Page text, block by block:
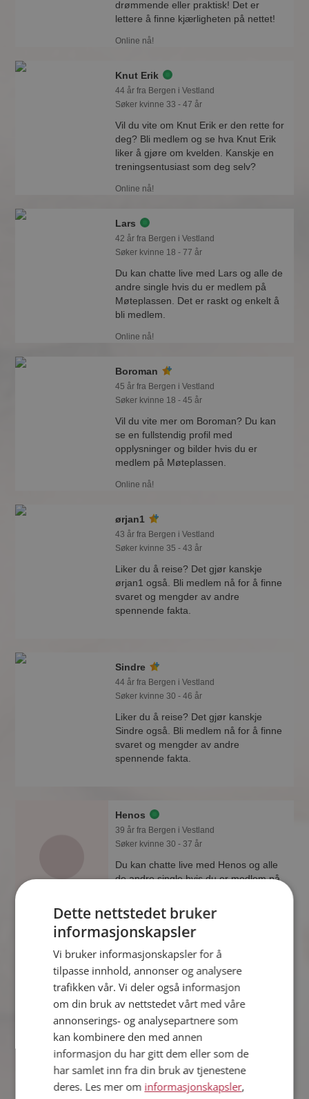
drømmende eller praktisk! Det er
lettere å finne kjærligheten på nettet!
Online nå!
Knut Erik
44 år fra Bergen i Vestland
Søker kvinne 33 - 47 år
Vil du vite om Knut Erik er den rette for
deg? Bli medlem og se hva Knut Erik
liker å gjøre om kvelden. Kanskje en
treningsentusiast som deg selv?
Online nå!
Lars
42 år fra Bergen i Vestland
Søker kvinne 18 - 77 år
Du kan chatte live med Lars og alle de
andre single hvis du er medlem på
Møteplassen. Det er raskt og enkelt å
bli medlem.
Online nå!
Boroman
45 år fra Bergen i Vestland
Søker kvinne 18 - 45 år
Vil du vite mer om Boroman? Du kan
se en fullstendig profil med
opplysninger og bilder hvis du er
medlem på Møteplassen.
Online nå!
ørjan1
43 år fra Bergen i Vestland
Søker kvinne 35 - 43 år
Liker du å reise? Det gjør kanskje
ørjan1 også. Bli medlem nå for å finne
svaret og mengder av andre
spennende fakta.
Sindre
44 år fra Bergen i Vestland
Søker kvinne 30 - 46 år
Liker du å reise? Det gjør kanskje
Sindre også. Bli medlem nå for å finne
svaret og mengder av andre
spennende fakta.
Henos
39 år fra Bergen i Vestland
Søker kvinne 30 - 37 år
Du kan chatte live med Henos og alle
de andre single hvis du er medlem på
bli medlem.
Online nå!
Kjetil82
43 år fra Bergen i Vestland
Søker kvinne 26 - 48 år
en fullstendig profil med opplysninger
og bilder hvis du er medlem på
Møteplassen.
Online nå!
Dette nettstedet bruker
informasjonskapsler
Vi bruker informasjonskapsler for å
tilpasse innhold, annonser og analysere
trafikken vår. Vi deler også informasjon
om din bruk av nettstedet vårt med våre
annonserings- og analysepartnere som
kan kombinere den med annen
informasjon du har gitt dem eller som de
har samlet inn fra din bruk av tjenestene
deres. Les mer om informasjonskapsler,